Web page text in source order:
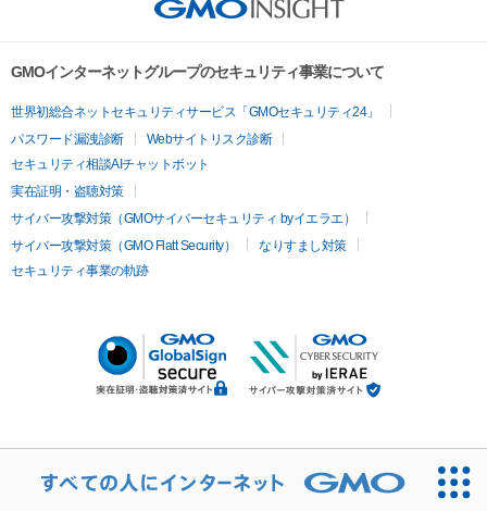
GMOインターネットグループのセキュリティ事業について
世界初総合ネットセキュリティサービス「GMOセキュリティ24」
パスワード漏洩診断
Webサイトリスク診断
セキュリティ相談AIチャットボット
実在証明・盗聴対策
サイバー攻撃対策（GMOサイバーセキュリティ byイエラエ）
サイバー攻撃対策（GMO Flatt Security）
なりすまし対策
セキュリティ事業の軌跡